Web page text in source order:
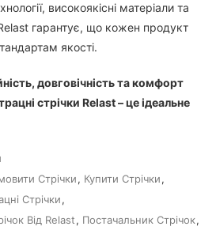
високоякісні матеріали та
Relast гарантує, що кожен продукт
якості.
довговічність та комфорт
стрічки Relast – це ідеальне
Стрічки, Купити Стрічки,
Стрічки,
Від Relast, Постачальник Стрічок,